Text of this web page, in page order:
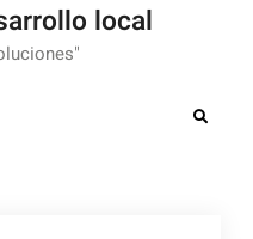
local
Search